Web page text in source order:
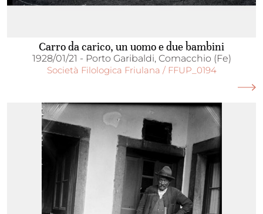
Carro da carico, un uomo e due bambini
1928/01/21 - Porto Garibaldi, Comacchio (Fe)
Società Filologica Friulana / FFUP_0194